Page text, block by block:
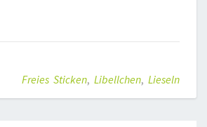
Freies Sticken, Libellchen, Lieseln